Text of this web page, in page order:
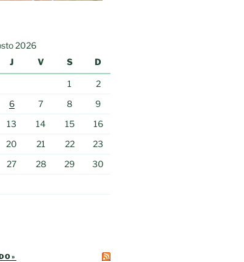
2026
J V S D
1
2
6 7 8
9
13 14 15
16
20 21 22
23
27 28 29
30